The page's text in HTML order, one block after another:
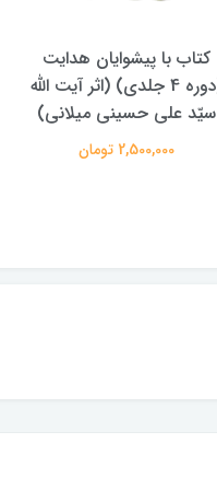
کتاب حدیث سده چهاردهم
دفتر هفتم اثر سید مجتبی
حسینی
250,000 تومان